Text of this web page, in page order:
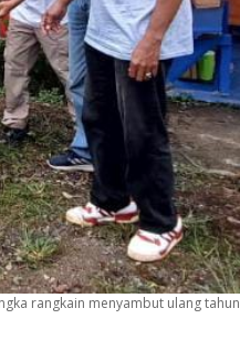
rangkain menyambut ulang tahun